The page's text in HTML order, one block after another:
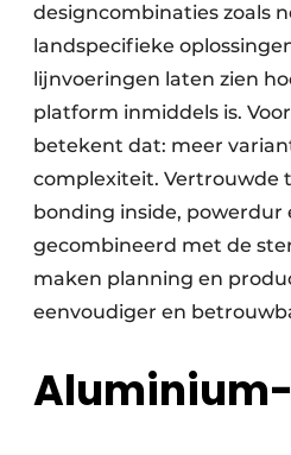
designcombinaties zoals
landspecifieke
lijnvoeringen laten zien
platform inmiddels is.
betekent dat: meer
complexiteit. Vertrouwde
bonding inside, powerdur
gecombineerd met de
maken planning en
eenvoudiger en